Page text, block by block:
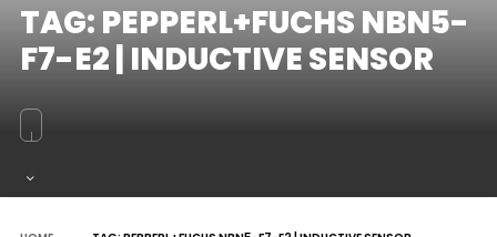
TAG: PEPPERL+FUCHS NBN5-
F7-E2 | INDUCTIVE SENSOR